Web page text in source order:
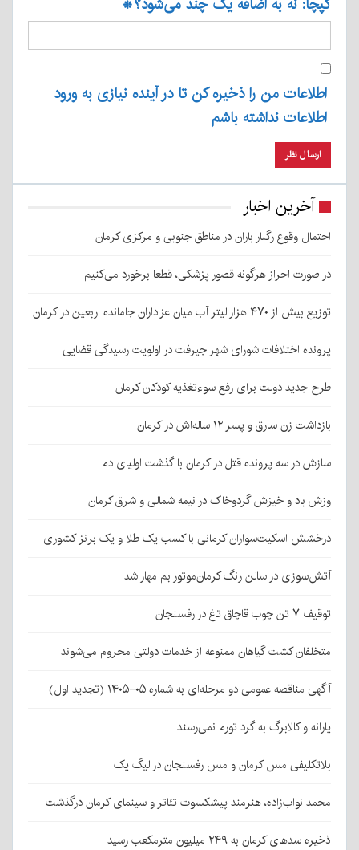
اطلاعات من را ذخیره کن تا در آینده نیازی به ورود
اطلاعات نداشته باشم
آخرین اخبار
احتمال وقوع رگبار باران در مناطق جنوبی و مرکزی کرمان
در صورت احراز هرگونه قصور پزشکی، قطعا برخورد می‌کنیم
توزیع بیش از ۴۷۰ هزار لیتر آب میان عزاداران جامانده اربعین در کرمان
پرونده اختلافات شورای شهر جیرفت در اولویت رسیدگی قضایی
طرح جدید دولت برای رفع سوءتغذیه کودکان کرمان
بازداشت زن سارق و پسر ۱۲ ساله‌اش در کرمان
سازش در سه پرونده قتل در کرمان با گذشت اولیای دم
وزش باد و خیزش گردوخاک در نیمه شمالی و شرق کرمان
درخشش اسکیت‌سواران کرمانی با کسب یک طلا و یک برنز کشوری
آتش‌سوزی در سالن رنگ کرمان‌موتور بم مهار شد
توقیف ۷ تن چوب قاچاق تاغ در رفسنجان
متخلفان کشت گیاهان ممنوعه از خدمات دولتی محروم می‌شوند
آگهی مناقصه عمومی دو مرحله‌ای به شماره ۰۵-۱۴۰۵ (تجدید اول)
یارانه و کالابرگ به گرد تورم نمی‌رسند
بلاتکلیفی مس کرمان و مس رفسنجان در لیگ یک
محمد نواب‌زاده، هنرمند پیشکسوت تئاتر و سینمای کرمان درگذشت
ذخیره سدهای کرمان به ۲۴۹ میلیون مترمکعب رسید